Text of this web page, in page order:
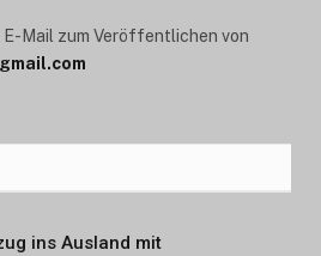
E-Mail zum Veröffentlichen von
ins Ausland mit